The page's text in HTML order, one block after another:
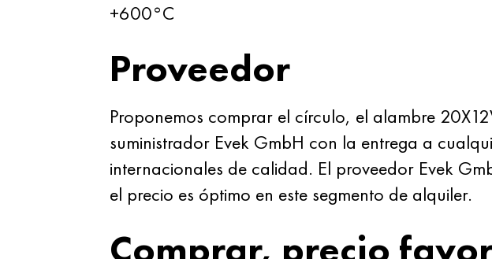
+600°С
Proveedor
Proponemos comprar el círculo, el alambre
suministrador Evek GmbH con la entrega a
internacionales de calidad. El proveedor Evek
el precio es óptimo en este segmento de alquiler.
Comprar, precio